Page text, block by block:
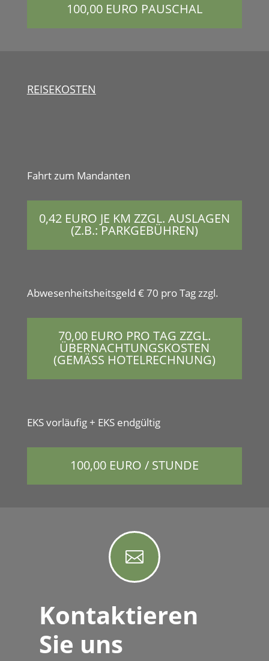
100,00 EURO PAUSCHAL
REISEKOSTEN
Fahrt zum Mandanten
0,42 EURO JE KM ZZGL. AUSLAGEN
(Z.B.: PARKGEBÜHREN)
Abwe­sen­heit­sheits­geld € 70 pro Tag zzgl.
70,00 EURO PRO TAG ZZGL.
ÜBERNACHTUNGSKOSTEN
(GEMÄSS HOTELRECHNUNG)
EKS vor­läu­fig + EKS endgültig
100,00 EURO / STUNDE

Kontaktieren
Sie uns